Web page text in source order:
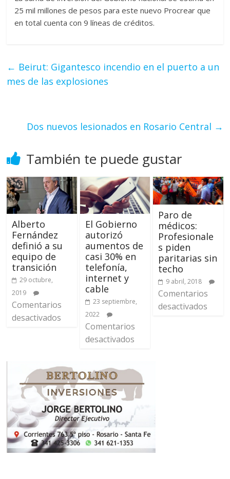
25 mil millones de pesos para este nuevo Procrear que
en total cuenta con 9 líneas de créditos.
← Beirut: Gigantesco incendio en el puerto a un
mes de las explosiones
Dos nuevos lesionados en Rosario Central →
También te puede gustar
Alberto
Fernández
definió a su
equipo de
transición
29 octubre,
2019
Comentarios
desactivados
El Gobierno
autorizó
aumentos de
casi 30% en
telefonía,
internet y
cable
23 septiembre,
2022
Comentarios
desactivados
Paro de
médicos:
Profesionale
s piden
paritarias sin
techo
9 abril, 2018
Comentarios
desactivados